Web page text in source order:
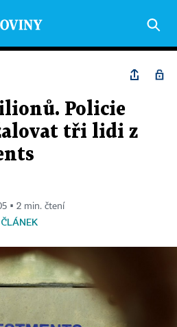
Policie
tři lidi z
▪ 2 min. čtení